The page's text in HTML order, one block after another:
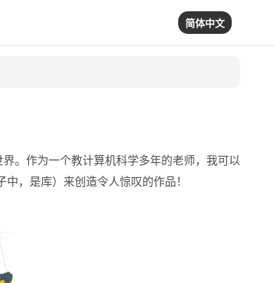
简体中文
。作为一个教计算机科学多年的老师，我可以
，是库）来创造令人惊叹的作品！